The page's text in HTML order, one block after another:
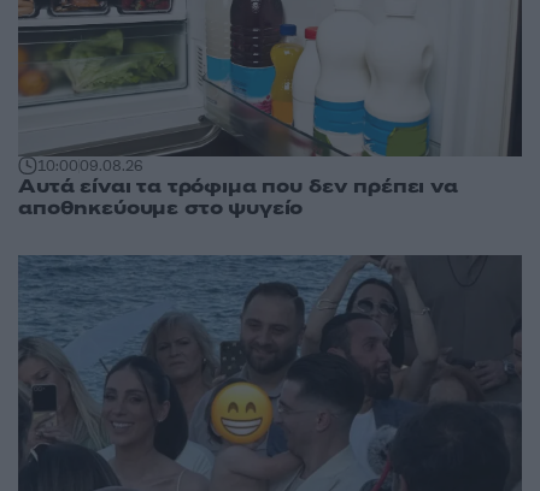
10:0009.08.26
Αυτά είναι τα τρόφιμα που δεν πρέπει να
αποθηκεύουμε στο ψυγείο